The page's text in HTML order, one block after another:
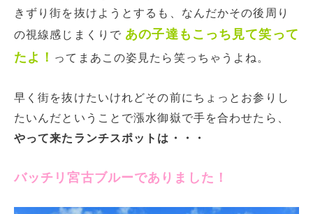
きずり街を抜けようとするも、なんだかその後周り
の視線感じまくりで あの子達もこっち見て笑って
たよ！ ってまあこの姿見たら笑っちゃうよね。
早く街を抜けたいけれどその前にちょっとお参りし
たいんだということで漲水御嶽で手を合わせたら、
やって来たランチスポットは・・・
バッチリ宮古ブルーでありました！